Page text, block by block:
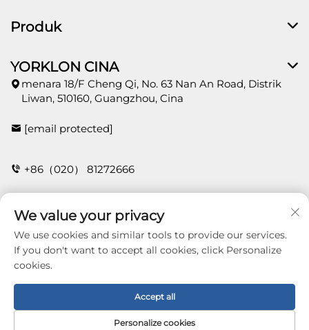
Produk
YORKLON CINA
menara 18/F Cheng Qi, No. 63 Nan An Road, Distrik
Liwan, 510160, Guangzhou, Cina
[email protected]
+86（020） 81272666
HUBUNGI
Copyright © 2026 Guangzhou Yorklon Wallcoverings
Limited. All right reserved -
We value your privacy
We use cookies and similar tools to provide our services.
If you don't want to accept all cookies, click Personalize
cookies.
Personalize cookies
Accept all